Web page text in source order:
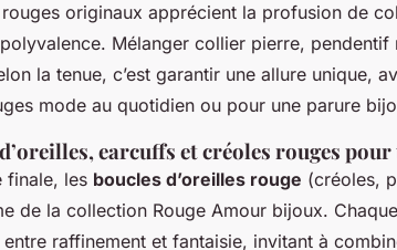
originaux apprécient la profusion de
Mélanger collier pierre,
la tenue, c’est garantir une allure unique,
mode au quotidien ou pour une parure
earcuffs et créoles rouges
finale, les boucles d’oreilles rouge (créoles,
de la collection Rouge Amour bijoux.
entre raffinement et fantaisie, invitant à